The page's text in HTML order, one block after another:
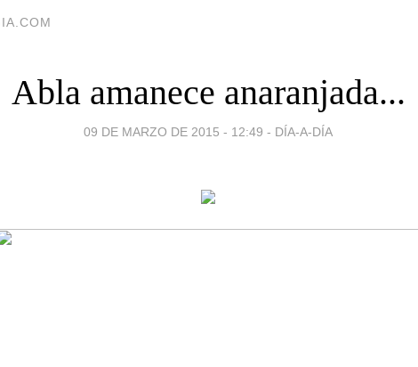
Abla amanece anaranjada...
09 DE MARZO DE 2015 - 12:49 - DÍA-A-DÍA